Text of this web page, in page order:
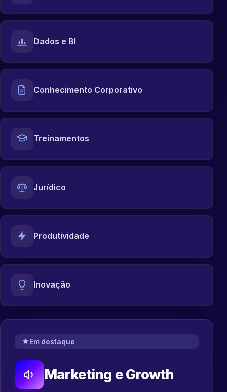
Dados e BI
Conhecimento Corporativo
Treinamentos
Jurídico
Produtividade
Inovação
Em destaque
Marketing e Growth